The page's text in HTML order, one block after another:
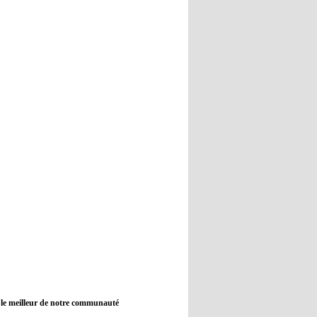
08:21 - 2022/11/08
meilleur de notre communauté